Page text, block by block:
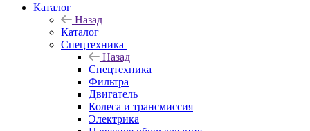
Каталог
Назад
Каталог
Спецтехника
Назад
Спецтехника
Фильтра
Двигатель
Колеса и трансмиссия
Электрика